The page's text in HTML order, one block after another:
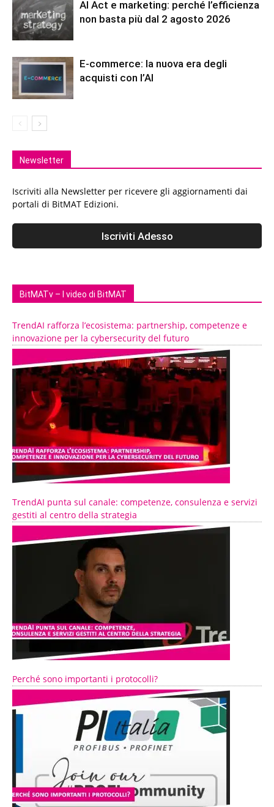
AI Act e marketing: perché l’efficienza
non basta più dal 2 agosto 2026
E-commerce: la nuova era degli
acquisti con l’AI
Newsletter
Iscriviti alla Newsletter per ricevere gli aggiornamenti dai
portali di BitMAT Edizioni.
BitMATv – I video di BitMAT
TrendAI rafforza l’ecosistema: partnership, competenze e
innovazione per la cybersecurity del futuro
TrendAI punta sul canale: competenze, consulenza e servizi
gestiti al centro della strategia
Perché sono importanti i protocolli?